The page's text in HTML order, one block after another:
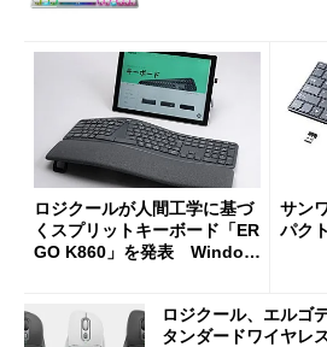
ロジクールが人間工学に基づ
くスプリットキーボード「ER
GO K860」を発表 Window
サン
パク
ロジクール、エルゴ
タンダードワイヤレ